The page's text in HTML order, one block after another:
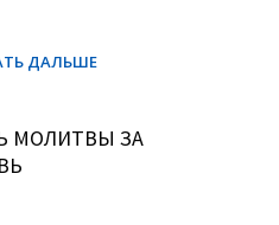
МОЛИТВЫ ЗА